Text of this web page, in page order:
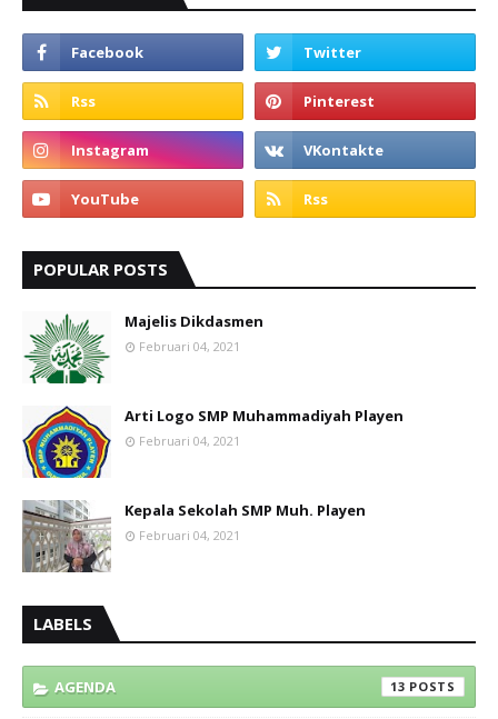
POPULAR POSTS
Majelis Dikdasmen
Februari 04, 2021
Arti Logo SMP Muhammadiyah Playen
Februari 04, 2021
Kepala Sekolah SMP Muh. Playen
Februari 04, 2021
LABELS
AGENDA 13